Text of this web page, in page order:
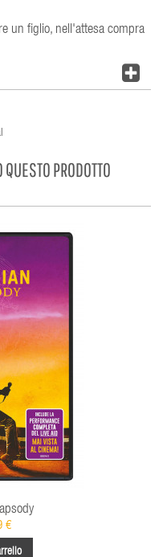
un figlio, nell'attesa compra
PRODOTTO
€